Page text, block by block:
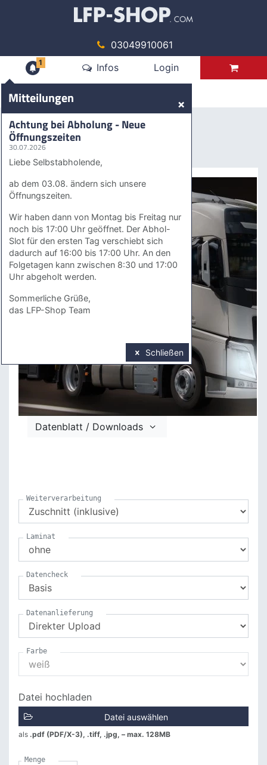
03049910061
Mitteilungen
1 Infos Login
Digitaldruck
Selbstklebefolien
Reflexionsfolie
Reflexionsfolie
Datenblatt / Downloads
Weiterverarbeitung
Laminat
Datencheck
Datenanlieferung
Farbe
Datei hochladen
Datei auswählen
als .pdf (PDF/X-3), .tiff, .jpg, – max. 128MB
Menge
Mitteilungen ×
Achtung bei Abholung - Neue
Öffnungszeiten
30.07.2026
Liebe Selbstabholende,
ab dem 03.08. ändern sich unsere
Öffnungszeiten.
Wir haben dann von Montag bis Freitag nur
noch bis 17:00 Uhr geöffnet. Der Abhol-
Slot für den ersten Tag verschiebt sich
dadurch auf 16:00 bis 17:00 Uhr. An den
Folgetagen kann zwischen 8:30 und 17:00
Uhr abgeholt werden.
Sommerliche Grüße,
das LFP-Shop Team
Schließen